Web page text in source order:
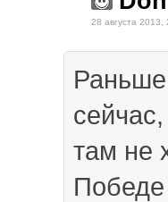
28 августа 2013,
там не